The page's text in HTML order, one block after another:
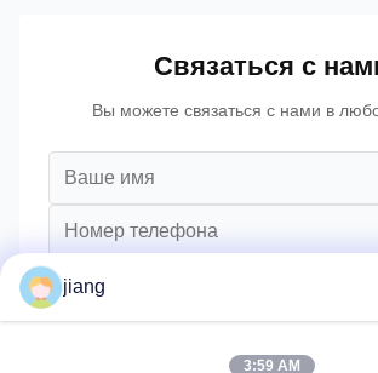
Связаться с
Вы можете связаться с нами в
jiang
3:59 AM